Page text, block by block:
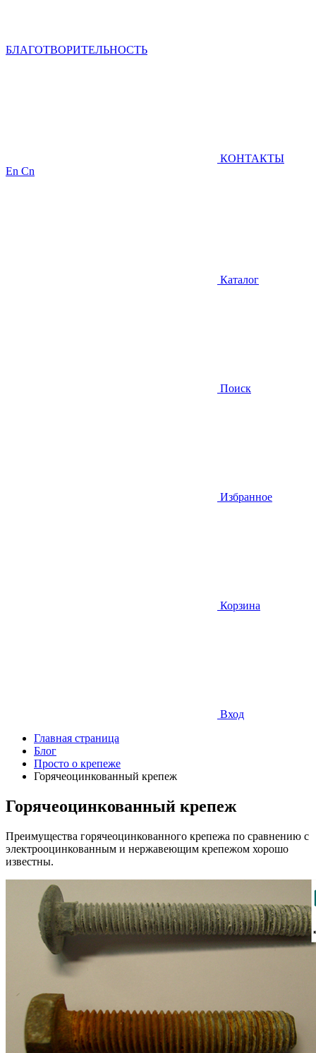
БЛАГОТВОРИТЕЛЬНОСТЬ
КОНТАКТЫ
En Cn
Каталог
Поиск
Избранное
Корзина
Вход
Главная страница
Блог
Просто о крепеже
Горячеоцинкованный крепеж
Горячеоцинкованный крепеж
Преимущества горячеоцинкованного крепежа по сравнению с
электрооцинкованным и нержавеющим крепежом хорошо
известны.